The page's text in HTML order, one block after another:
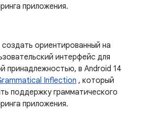
приложения.
ориентированный на
интерфейс для
принадлежностью, в Android 14
Inflection , который
поддержку грамматического
приложения.